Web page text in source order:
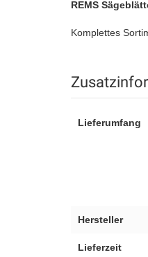
REMS
Komplettes
Lieferumfang
Hersteller
Lieferzeit